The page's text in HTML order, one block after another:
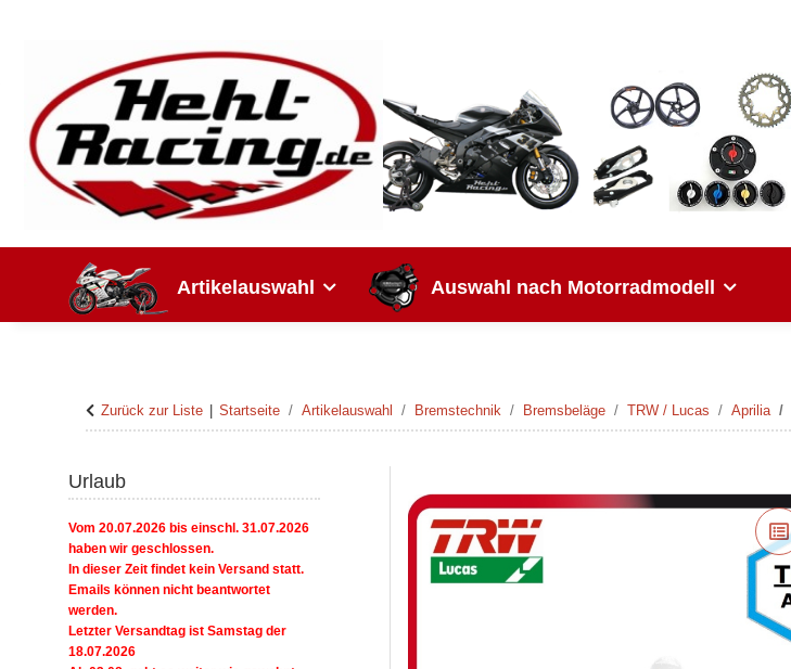
Artikelauswahl Auswahl nach Motorradmodell
Zurück zur Liste Startseite Artikelauswahl Bremstechnik Bremsbeläge TRW / Lucas Aprilia
Urlaub
Vom 20.07.2026 bis einschl. 31.07.2026
haben wir geschlossen.
In dieser Zeit findet kein Versand statt.
Emails können nicht beantwortet
werden.
Letzter Versandtag ist Samstag der
18.07.2026